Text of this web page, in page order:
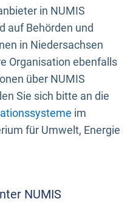
in NUMIS
auf Behörden und
in Niedersachsen
Organisation ebenfalls
über NUMIS
Sie sich bitte an die
im
für Umwelt, Energie
NUMIS